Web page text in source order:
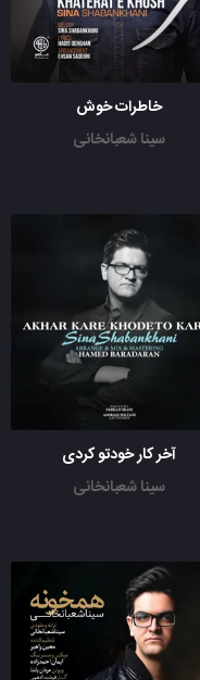
خاطرات خوش
سینا شعبانخانی
آخر کار خودتو کردی
سینا شعبانخانی